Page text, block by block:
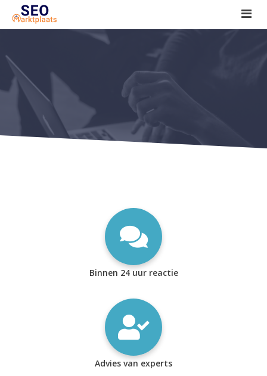
SEO tools reviews
Marketeer bij jou in de buurt?
Offerte
1. Seo voor beginners +
2. Onderzoeken +
Binnen 24 uur reactie
Advies van experts